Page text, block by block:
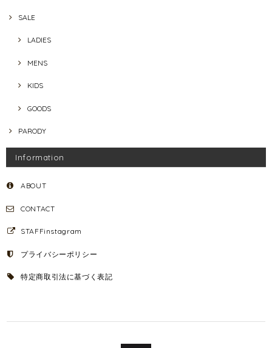
SALE
LADIES
MENS
KIDS
GOODS
PARODY
Information
ABOUT
CONTACT
STAFFinstagram
プライバシーポリシー
特定商取引法に基づく表記